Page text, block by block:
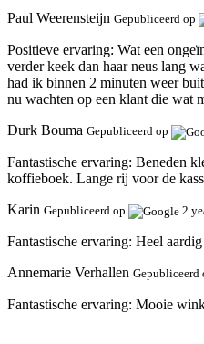
Paul Weerensteijn Gepubliceerd op
Positieve ervaring: Wat een
verder keek dan haar neus lang
had ik binnen 2 minuten weer
nu wachten op een klant die wat
Durk Bouma Gepubliceerd op
Fantastische ervaring: Beneden
koffieboek. Lange rij voor de
Karin Gepubliceerd op 2
Fantastische ervaring: Heel
Annemarie Verhallen Gepubliceerd
Fantastische ervaring: Mooie